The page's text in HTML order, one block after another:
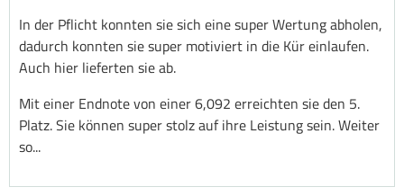
In der Pflicht konnten sie sich eine super Wertung abholen,
dadurch konnten sie super motiviert in die Kür einlaufen.
Auch hier lieferten sie ab.
Mit einer Endnote von einer 6,092 erreichten sie den 5.
Platz. Sie können super stolz auf ihre Leistung sein. Weiter
so...